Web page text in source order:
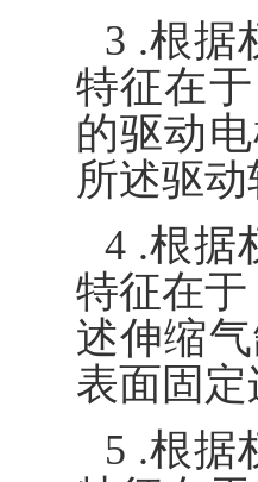
3 .根据
特征在
的驱动
所述驱
4 .根据
特征在
述伸缩
表面固
5 .根据